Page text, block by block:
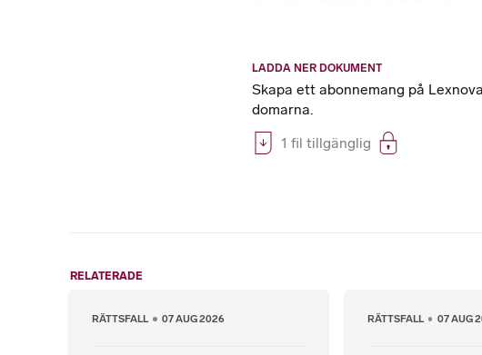
LADDA NER DOKUMENT
Skapa ett abonnemang på
domarna.
1 fil tillgänglig
RELATERADE
RÄTTSFALL 07 AUG 2026 RÄTTSFALL 07 AUG